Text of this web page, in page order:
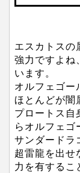
エスカトスの
強力ですよね
います。
オルフェゴー
ほとんどが闇
プロートス自
らオルフェゴ
サンダードラ
超雷龍を出せ
力を有するこ